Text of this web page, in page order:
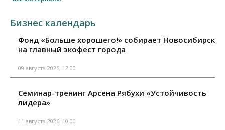
Бизнес календарь
Фонд «Больше хорошего!» собирает Новосибирск
на главный экофест города
09 августа 2026, 12:00
Семинар-тренинг Арсена Рябухи «Устойчивость
лидера»
11 августа 2026, 10:00